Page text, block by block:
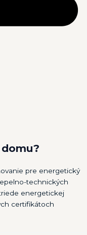
pre energetický
technických
energetickej
certifikátoch